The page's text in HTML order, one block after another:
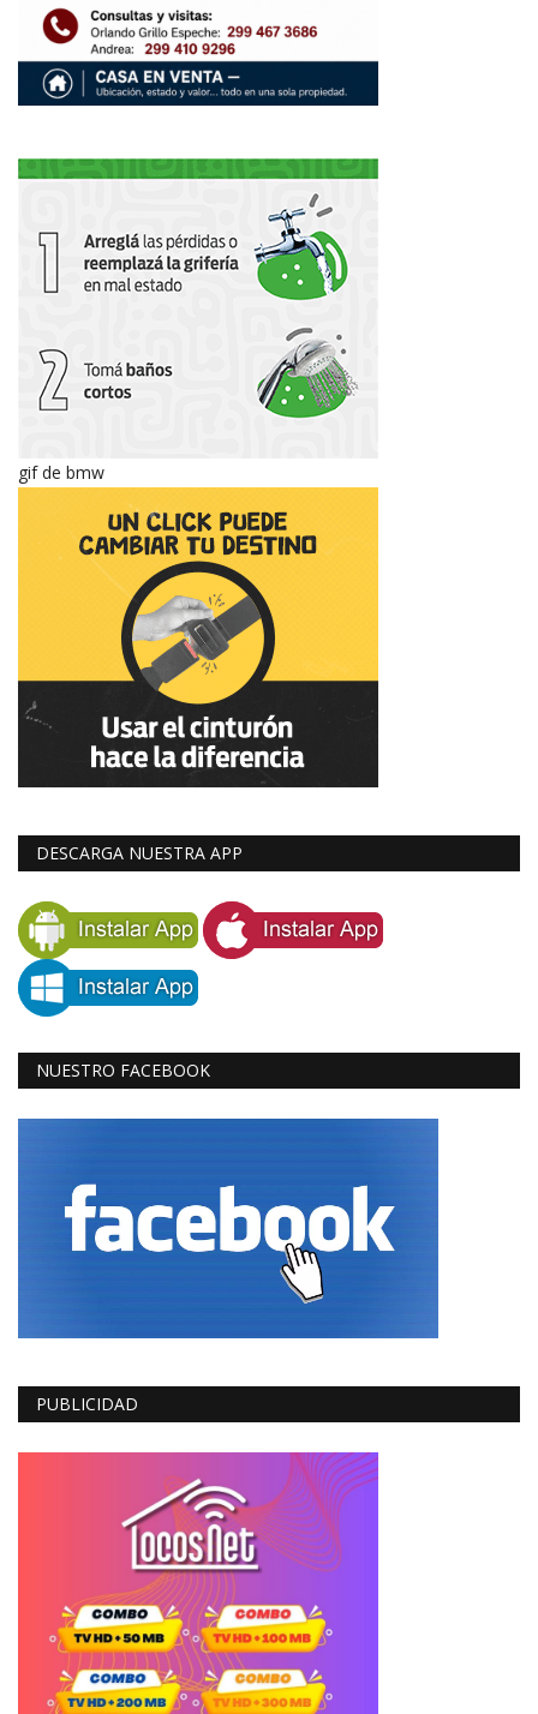
gif de bmw
DESCARGA NUESTRA APP
NUESTRO FACEBOOK
PUBLICIDAD